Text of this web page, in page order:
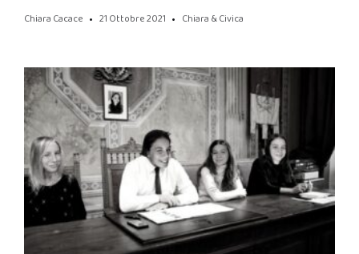
Chiara Cacace 21 Ottobre 2021 Chiara & Civica